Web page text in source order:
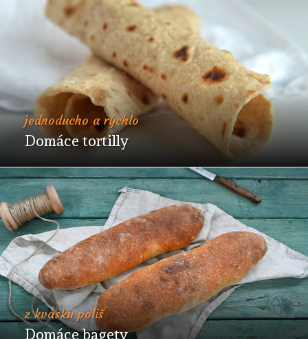
jednoducho a rýchlo
Domáce tortilly
z kvásku poliš
Domáce bagety